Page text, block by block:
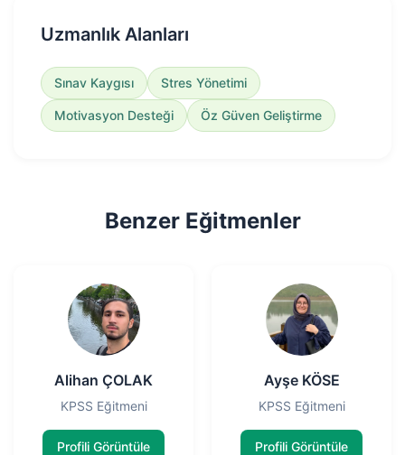
Uzmanlık Alanları
Sınav Kaygısı Stres Yönetimi
Motivasyon Desteği Öz Güven Geliştirme
Benzer Eğitmenler
Alihan ÇOLAK
KPSS Eğitmeni
Profili Görüntüle
Ayşe KÖSE
KPSS Eğitmeni
Profili Görüntüle